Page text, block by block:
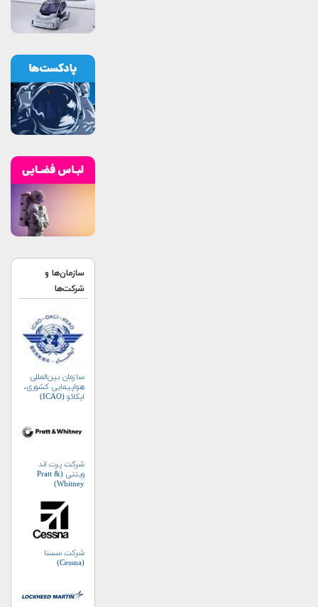
سازمان‌ها و
شرکت‌ها
سازمان بین‌المللی
هواپیمایی کشوری،
ایکائو (ICAO)
شرکت پرت اند
ویتنی (Pratt &
Whitney)
شرکت سسنا
(Cessna)